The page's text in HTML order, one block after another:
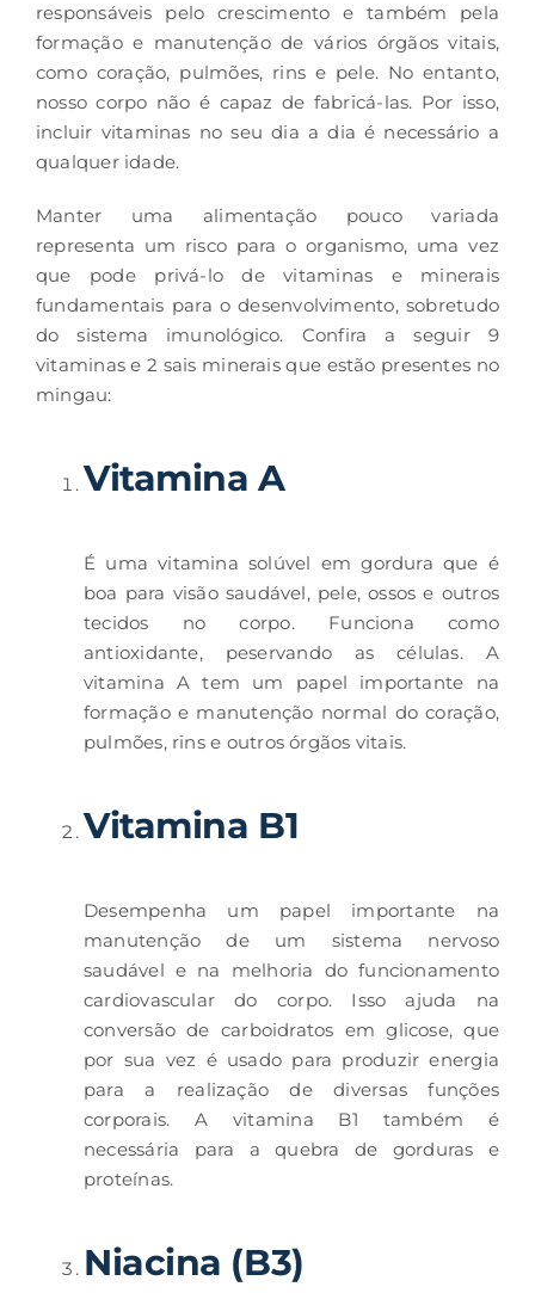
responsáveis pelo crescimento e também pela
formação e manutenção de vários órgãos vitais,
como coração, pulmões, rins e pele. No entanto,
nosso corpo não é capaz de fabricá-las. Por isso,
incluir vitaminas no seu dia a dia é necessário a
qualquer idade.
Manter uma alimentação pouco variada
representa um risco para o organismo, uma vez
que pode privá-lo de vitaminas e minerais
fundamentais para o desenvolvimento, sobretudo
do sistema imunológico. Confira a seguir 9
vitaminas e 2 sais minerais que estão presentes no
mingau:
Vitamina A
É uma vitamina solúvel em gordura que é
boa para visão saudável, pele, ossos e outros
tecidos no corpo. Funciona como
antioxidante, peservando as células. A
vitamina A tem um papel importante na
formação e manutenção normal do coração,
pulmões, rins e outros órgãos vitais.
Vitamina B1
Desempenha um papel importante na
manutenção de um sistema nervoso
saudável e na melhoria do funcionamento
cardiovascular do corpo. Isso ajuda na
conversão de carboidratos em glicose, que
por sua vez é usado para produzir energia
para a realização de diversas funções
corporais. A vitamina B1 também é
necessária para a quebra de gorduras e
proteínas.
Niacina (B3)